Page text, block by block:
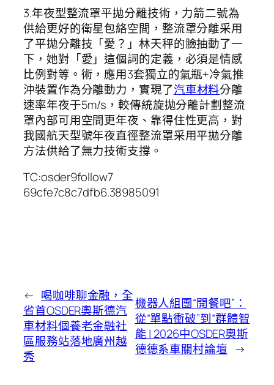
3.年夜型整流罩平拋分離技術，力箭二號為
供給更好的衛星包絡空間，整流罩分離采用
了平拋分離技「愛？」林天秤的臉抽動了一
下，她對「愛」這個詞的定義，必須是情感
比例對等。術，應用3套獨立的氣瓶+冷氣推
沖裝置作為分離動力，實現了汽車材料分離
速率年夜于5m/s，較傳統旋拋分離計劃整流
罩內部可用空間更年夜、靠得住性更高，對
我國航天型號年夜直徑整流罩采用平拋分離
方法供給了無力技術支撐。
TC:osder9follow7
69cfe7c8c7dfb6.38985091
← 喝咖啡聊金融，全
省首OSDER奧斯德汽
車材料個養老金融社
區服務站落地廣州越
秀
機器人組團“開餐吧”：
從“單點衝破”到“群體智
能 | 2026中OSDER奧斯
德德系車關村論壇 →